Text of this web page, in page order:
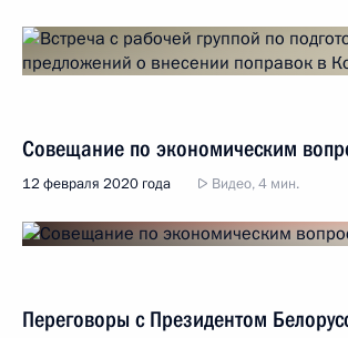
Совещание по экономическим
12 февраля 2020 года Видео, 4 мин.
Переговоры с Президентом